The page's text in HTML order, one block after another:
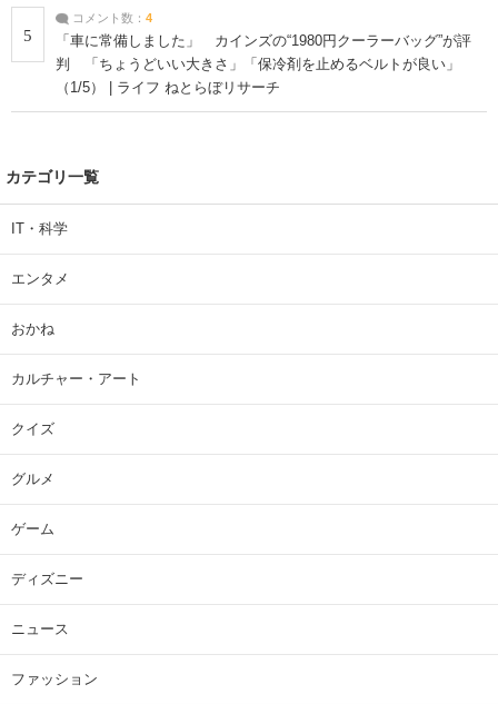
5
コメント数： 4
「車に常備しました」 カインズの“1980円クーラーバッグ”が評
判 「ちょうどいい大きさ」「保冷剤を止めるベルトが良い」
（1/5） | ライフ ねとらぼリサーチ
カテゴリ一覧
IT・科学
エンタメ
おかね
カルチャー・アート
クイズ
グルメ
ゲーム
ディズニー
ニュース
ファッション